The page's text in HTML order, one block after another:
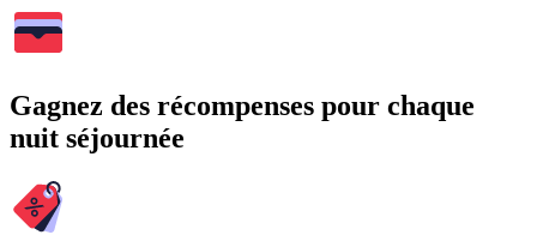
Gagnez des récompenses pour chaque
nuit séjournée